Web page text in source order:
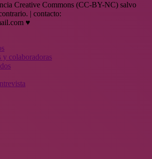
Creative Commons (CC-BY-NC) salvo
| contacto:
♥
y colaboradoras